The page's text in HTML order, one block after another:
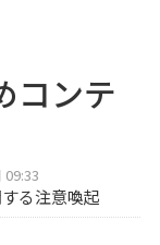
コンテ
09:33
る注意喚起